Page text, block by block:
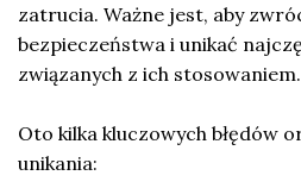
zatrucia. Ważne jest, aby
bezpieczeństwa i unikać
związanych z ich stosowaniem.
Oto kilka kluczowych błędów
unikania: